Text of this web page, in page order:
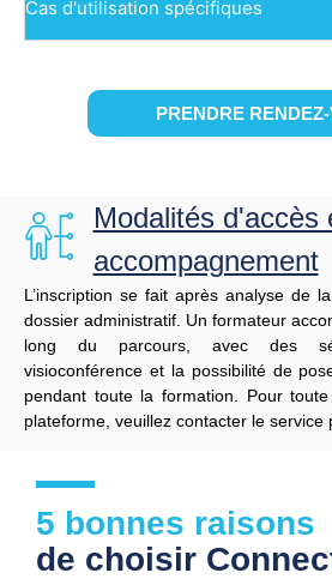
Cas d'utilisation spécifiques
PRENDRE
Modalités d'accès
accompagnement
L’inscription se fait après analyse de la
dossier administratif. Un formateur
long du parcours, avec des
visioconférence et la possibilité de
pendant toute laformation. Pour
plateforme, veuillez contacter le service
5 bonnes raisons
de choisir